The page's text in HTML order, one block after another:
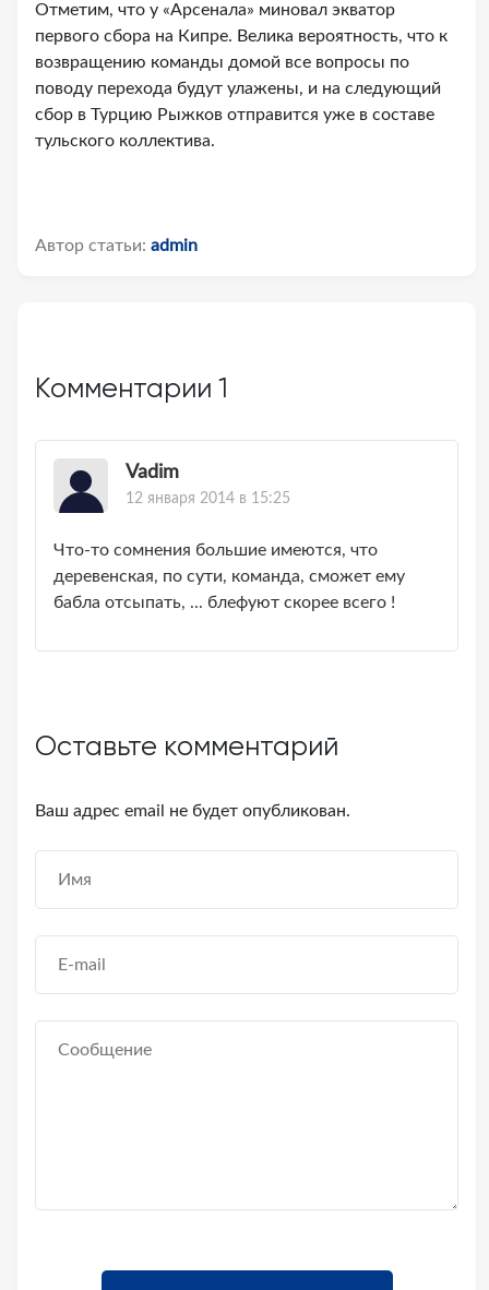
Отметим, что у «Арсенала» миновал экватор
первого сбора на Кипре. Велика вероятность, что к
возвращению команды домой все вопросы по
поводу перехода будут улажены, и на следующий
сбор в Турцию Рыжков отправится уже в составе
тульского коллектива.
Автор статьи: admin
Комментарии 1
Vadim
12 января 2014 в 15:25
Что-то сомнения большие имеются, что
деревенская, по сути, команда, сможет ему
бабла отсыпать, ... блефуют скорее всего !
Оставьте комментарий
Ваш адрес email не будет опубликован.